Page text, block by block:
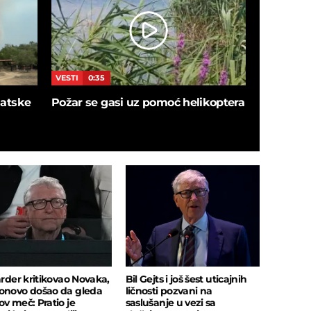
VESTI 0:35
Požar se gasi uz pomoć helikoptera
kritikovao Novaka,
došao da gleda
meč: Pratio je
Bil Gejts i još šest uticajnih
ličnosti pozvani na
saslušanje u vezi sa